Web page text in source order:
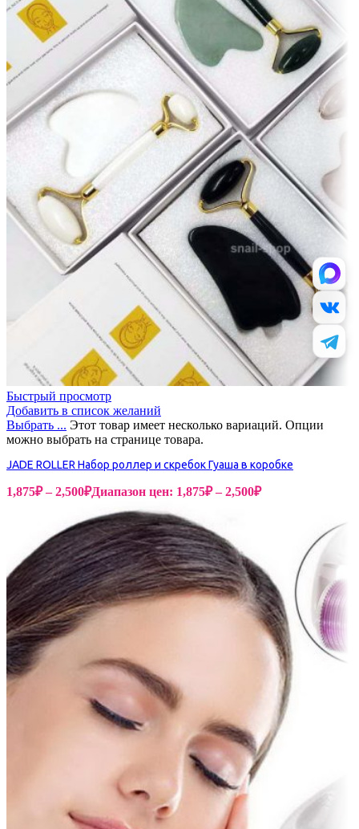
Быстрый просмотр
Добавить в список желаний
Выбрать ... Этот товар имеет несколько вариаций. Опции
можно выбрать на странице товара.
JADE ROLLER Набор роллер и скребок Гуаша в коробке
1,875₽ – 2,500₽Диапазон цен: 1,875₽ – 2,500₽